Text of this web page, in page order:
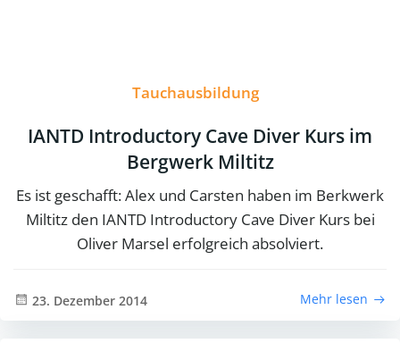
Tauchausbildung
IANTD Introductory Cave Diver Kurs im
Bergwerk Miltitz
Es ist geschafft: Alex und Carsten haben im Berkwerk
Miltitz den IANTD Introductory Cave Diver Kurs bei
Oliver Marsel erfolgreich absolviert.
23. Dezember 2014 Mehr lesen